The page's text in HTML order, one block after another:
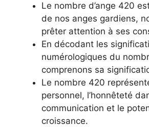
Le nombre d’ange 420
de nos anges gardiens,
prêter attention à ses
En décodant les
numérologiques du
comprenons sa
Le nombre 420
personnel, l’honnêteté
communication et le
croissance.